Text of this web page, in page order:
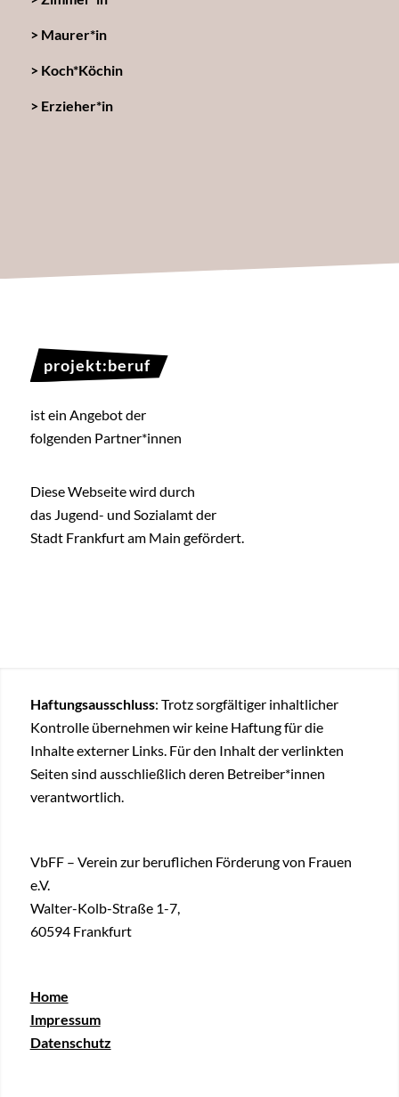
Maurer*in
Koch*Köchin
Erzieher*in
projekt:beruf
ist ein Angebot der
folgenden Partner*innen
Diese Webseite wird durch
das Jugend- und Sozialamt der
Stadt Frankfurt am Main gefördert.
Haftungsausschluss: Trotz sorgfältiger inhaltlicher
Kontrolle übernehmen wir keine Haftung für die
Inhalte externer Links. Für den Inhalt der verlinkten
Seiten sind ausschließlich deren Betreiber*innen
verantwortlich.
VbFF – Verein zur beruflichen Förderung von Frauen
e.V.
Walter-Kolb-Straße 1-7,
60594 Frankfurt
Home
Impressum
Datenschutz